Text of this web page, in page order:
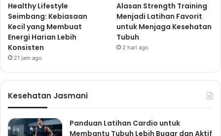
Healthy Lifestyle
Seimbang: Kebiasaan
Kecil yang Membuat
Energi Harian Lebih
Konsisten
21 jam ago
Alasan Strength Training
Menjadi Latihan Favorit
untuk Menjaga Kesehatan
Tubuh
2 hari ago
Kesehatan Jasmani
Panduan Latihan Cardio untuk
Membantu Tubuh Lebih Bugar dan Aktif